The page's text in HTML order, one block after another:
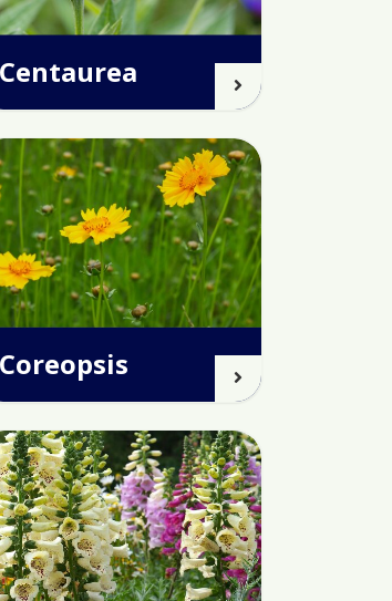
Centaurea
Coreopsis